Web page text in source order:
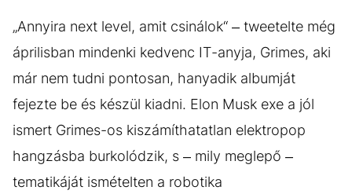
„Annyira next level, amit csinálok“ – tweetelte még
áprilisban mindenki kedvenc IT-anyja, Grimes, aki
már nem tudni pontosan, hanyadik albumját
fejezte be és készül kiadni. Elon Musk exe a jól
ismert Grimes-os kiszámíthatatlan elektropop
hangzásba burkolódzik, s – mily meglepő –
tematikáját ismételten a robotika